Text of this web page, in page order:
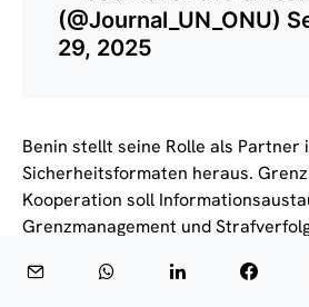
(@Journal_UN_ONU)
29, 2025
Benin stellt seine Rolle als Partner
Sicherheitsformaten heraus.
Kooperation soll
Grenzmanagement und
Gemeinden in fragilen Zonen.